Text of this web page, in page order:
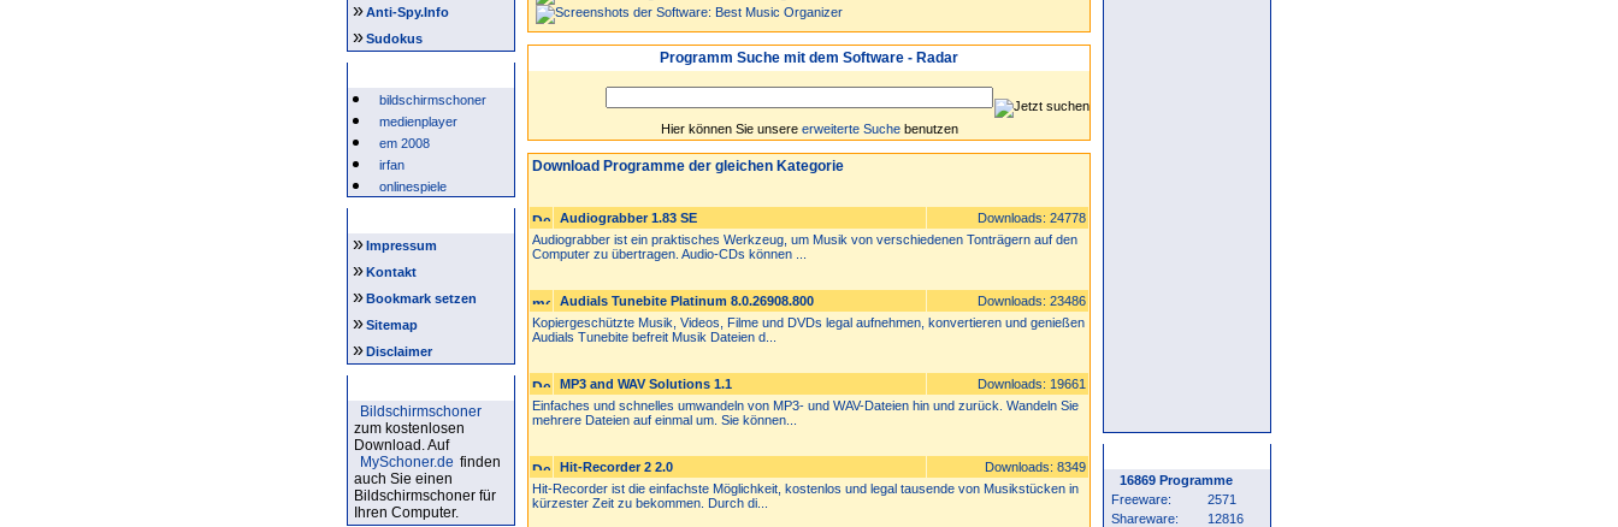
»Anti-Spy.Info
»Sudokus
bildschirmschoner
medienplayer
em 2008
irfan
onlinespiele
»Impressum
»Kontakt
»Bookmark setzen
»Sitemap
»Disclaimer
Bildschirmschoner
zum kostenlosen
Download. Auf
MySchoner.de finden
auch Sie einen
Bildschirmschoner für
Ihren Computer.
Programm Suche mit dem Software - Radar
Hier können Sie unsere erweiterte Suchebenutzen
Download Programme der gleichen Kategorie
Audiograbber 1.83 SE
Downloads: 24778
Audiograbber ist ein praktisches Werkzeug, um Musik von verschiedenen Tonträgern auf den
Computer zu übertragen. Audio-CDs können ...
Audials Tunebite Platinum 8.0.26908.800
Downloads: 23486
Kopiergeschützte Musik, Videos, Filme und DVDs legal aufnehmen, konvertieren und genießen
Audials Tunebite befreit Musik Dateien d...
MP3 and WAV Solutions 1.1
Downloads: 19661
Einfaches und schnelles umwandeln von MP3- und WAV-Dateien hin und zurück. Wandeln Sie
mehrere Dateien auf einmal um. Sie können...
Hit-Recorder 2 2.0
Downloads: 8349
Hit-Recorder ist die einfachste Möglichkeit, kostenlos und legal tausende von Musikstücken in
kürzester Zeit zu bekommen. Durch di...
16869 Programme
Freeware:
2571
Shareware:
12816